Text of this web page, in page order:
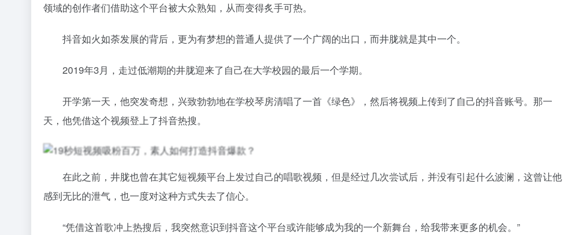
领域的创作者们借助这个平台被大众熟知，从而变得炙手可热。
抖音如火如荼发展的背后，更为有梦想的普通人提供了一个广阔的出口，而井胧就是其中一个。
2019年3月，走过低潮期的井胧迎来了自己在大学校园的最后一个学期。
开学第一天，他突发奇想，兴致勃勃地在学校琴房清唱了一首《绿色》，然后将视频上传到了自己的抖音账号。那一
天，他凭借这个视频登上了抖音热搜。
在此之前，井胧也曾在其它短视频平台上发过自己的唱歌视频，但是经过几次尝试后，并没有引起什么波澜，这曾让他
感到无比的泄气，也一度对这种方式失去了信心。
“凭借这首歌冲上热搜后，我突然意识到抖音这个平台或许能够成为我的一个新舞台，给我带来更多的机会。”